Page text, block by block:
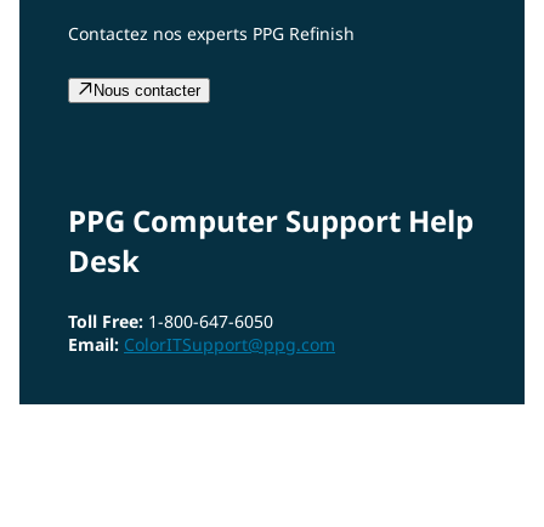
Contactez nos experts PPG Refinish
Nous contacter
PPG Computer Support Help
Desk
Toll Free: 1-800-647-6050
Email: ColorITSupport@ppg.com